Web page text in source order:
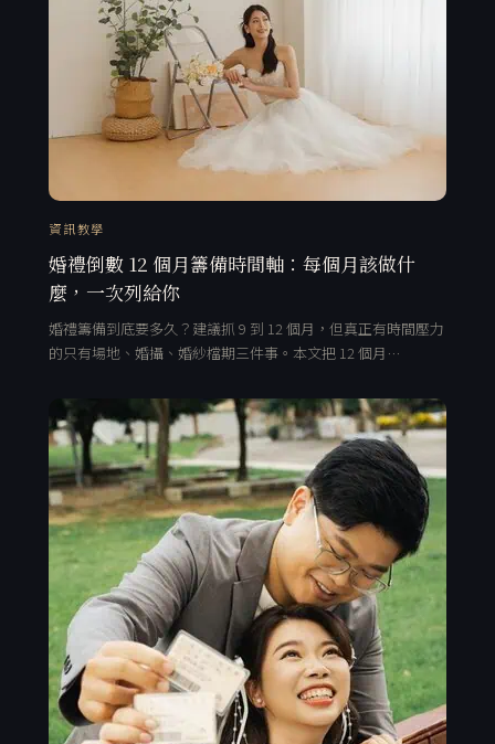
資訊教學
婚禮倒數 12 個月籌備時間軸：每個月該做什
麼，一次列給你
婚禮籌備到底要多久？建議抓 9 到 12 個月，但真正有時間壓力
的只有場地、婚攝、婚紗檔期三件事。本文把 12 個月…